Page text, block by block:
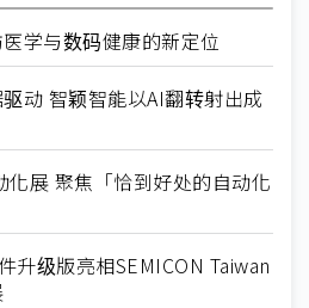
学与数码健康的新定位
动 智颖智能以AI翻转射出成
化展 聚焦「恰到好处的自动化
升级版亮相SEMICON Taiwan